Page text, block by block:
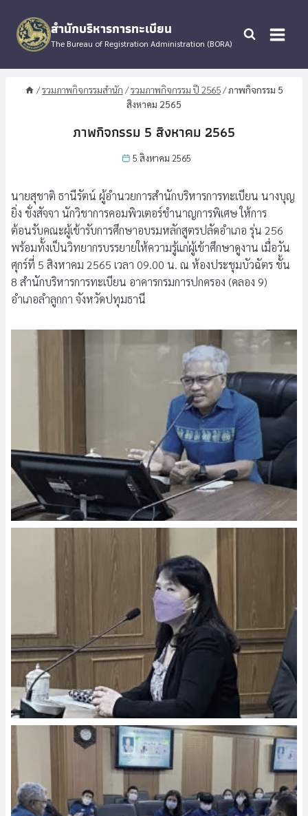
content
สำนักบริหารการทะเบียน
The Bureau of Registration Administration (BORA)
/รวมภาพกิจกรรมสำนัก /รวมภาพกิจกรรม ปี 2565/ภาพกิจกรรม 5
สิงหาคม 2565
ภาพกิจกรรม 5 สิงหาคม 2565
5 สิงหาคม 2565
นายสุชาติ ธานีรัตน์ ผู้อำนวยการสำนักบริหารการทะเบียน นางบุญ
ยิ่ง ชั่งสัจจา นักวิชาการคอมพิวเตอร์ชำนาญการพิเศษ ให้การ
ต้อนรับคณะผู้เข้ารับการศึกษาอบรมหลักสูตรปลัดอำเภอ รุ่น 256
พร้อมทั้งเป็นวิทยากรบรรยายให้ความรู้แก่ผู้เข้าศึกษาดูงาน เมื่อวัน
ศุกร์ที่ 5 สิงหาคม 2565 เวลา 09.00 น. ณ ห้องประชุมบัวฉัตร ชั้น
8 สำนักบริหารการทะเบียน อาคารกรมการปกครอง (คลอง 9)
อำเภอลำลูกกา จังหวัดปทุมธานี